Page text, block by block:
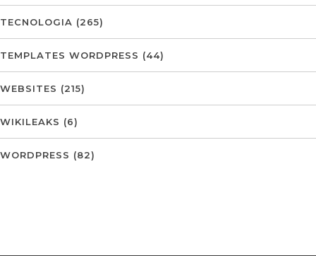
TECNOLOGIA (265)
TEMPLATES WORDPRESS (44)
WEBSITES (215)
WIKILEAKS (6)
WORDPRESS (82)